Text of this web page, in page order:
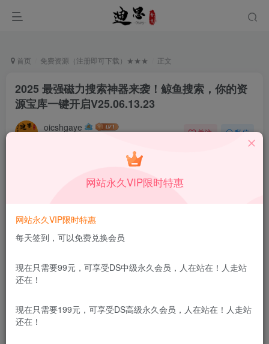
首页 免费资源（注册即可下载）★★★ 正文
2025 最强磁力搜索神器来袭！鲸鱼搜索，你的资
源宝库一键开启V25.06.13.23
oicshgaye 关注 私信
用途。如有侵权、不妥之处，请第一时间联系我们删除！
网站永久VIP限时特惠
网站永久VIP限时特惠
每天签到，可以免费兑换会员
现在只需要99元，可享受DS中级永久会员，人在站在！人走站
还在！
现在只需要199元，可享受DS高级永久会员，人在站在！人走站
还在！